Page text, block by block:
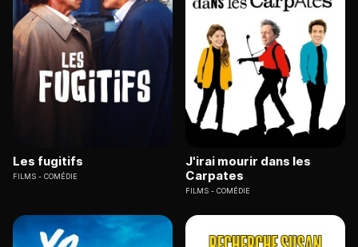
Les fugitifs
FILMS COMÉDIE
J'irai mourir dans les
Carpates
FILMS COMÉDIE